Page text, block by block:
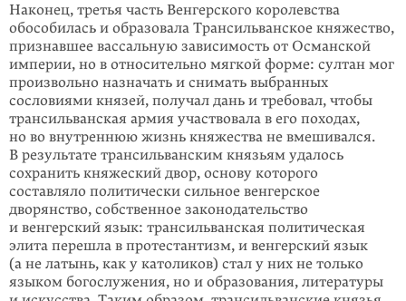
Наконец, третья часть Венгерского королевства
обособилась и образовала Тран­­сильванское княжество,
признавшее вассальную зависимость от Осман­ской
империи, но в относительно мягкой форме: султан мог
произвольно назна­чать и снимать выбранных
сословиями князей, получал дань и требовал, чтобы
трансильванская армия участвовала в его походах,
но во внутреннюю жизнь княжества не вмешивался.
В результате трансильванским князьям уда­лось
сохранить княжеский двор, основу которого
составляло политически силь­ное венгерское
дворянство, собственное законодательство
и венгерский язык: трансильванская политическая
элита перешла в протестантизм, и вен­гер­ский язык
(а не латынь, как у католиков) стал у них не только
языком богослу­жения, но и образования, литературы